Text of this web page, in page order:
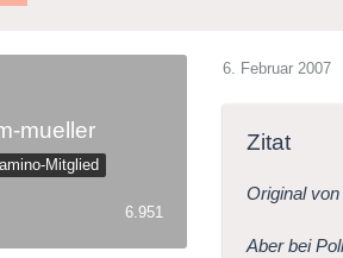
mueller
Mitglied
6.951
6. Februar 2007
Zitat
Original
Aber bei